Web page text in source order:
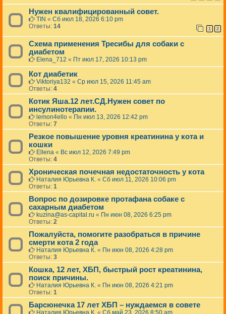
Нужен квалифицированный совет.
TIN « Сб июл 18, 2026 6:10 pm
Ответы: 14 1 2
Схема применения Тресибы для собаки с
диабетом
Elena_712 « Пт июл 17, 2026 10:13 pm
Кот диабетик
Viktoriya132 « Ср июл 15, 2026 11:45 am
Ответы: 4
Котик Яша.12 лет.СД.Нужен совет по
инсулинотерапии.
lemon4ello « Пн июл 13, 2026 12:42 pm
Ответы: 7
Резкое повышение уровня креатинина у кота и
кошки
Ellena « Вс июл 12, 2026 7:49 pm
Ответы: 4
Хроническая почечная недостаточность у кота
Наталия Юрьевна К. « Сб июл 11, 2026 10:06 pm
Ответы: 1
Вопрос по дозировке протафана собаке с
сахарным диабетом
kuzina@as-capital.ru « Пн июн 08, 2026 6:25 pm
Ответы: 2
Пожалуйста, помогите разобраться в причине
смерти кота 2 года
Наталия Юрьевна К. « Пн июн 08, 2026 4:28 pm
Ответы: 3
Кошка, 12 лет, ХБП, быстрый рост креатинина,
поиск причины.
Наталия Юрьевна К. « Пн июн 08, 2026 4:21 pm
Ответы: 1
Барсюнечка 17 лет ХБП – нуждаемся в совете